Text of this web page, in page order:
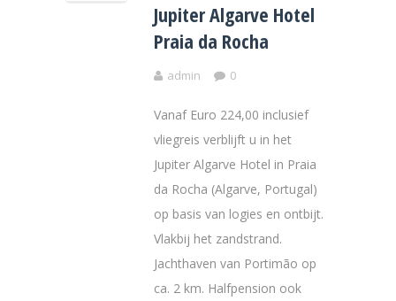
Jupiter Algarve Hotel
Praia da Rocha
admin 0
Vanaf Euro 224,00 inclusief
vliegreis verblijft u in het
Jupiter Algarve Hotel in Praia
da Rocha (Algarve, Portugal)
op basis van logies en ontbijt.
Vlakbij het zandstrand.
Jachthaven van Portimão op
ca. 2 km. Halfpension ook